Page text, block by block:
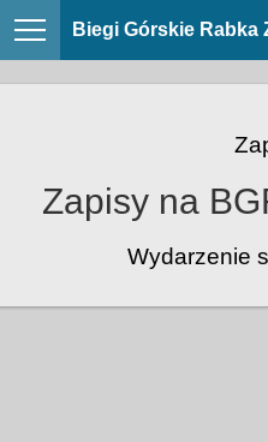
Biegi Górskie Rabka
Zapisy na
Wydarzenie